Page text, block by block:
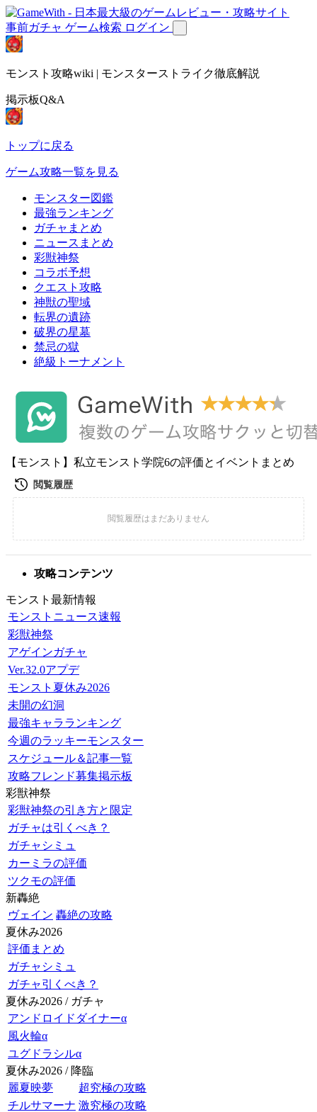
事前ガチャ ゲーム検索 ログイン
モンスト攻略wiki | モンスターストライク徹底解説
掲示板Q&A
トップに戻る
ゲーム攻略一覧を見る
モンスター図鑑
最強ランキング
ガチャまとめ
ニュースまとめ
彩獣神祭
コラボ予想
クエスト攻略
神獣の聖域
転界の遺跡
破界の星墓
禁忌の獄
絶級トーナメント
【モンスト】私立モンスト学院6の評価とイベントまとめ
攻略コンテンツ
モンスト最新情報
モンストニュース速報
彩獣神祭
アゲインガチャ
Ver.32.0アプデ
モンスト夏休み2026
未開の幻洞
最強キャラランキング
今週のラッキーモンスター
スケジュール＆記事一覧
攻略フレンド募集掲示板
彩獣神祭
彩獣神祭の引き方と限定
ガチャは引くべき？
ガチャシミュ
カーミラの評価
ツクモの評価
新轟絶
ヴェイン 轟絶の攻略
夏休み2026
評価まとめ
ガチャシミュ
ガチャ引くべき？
夏休み2026 / ガチャ
アンドロイドダイナーα
風火輪α
ユグドラシルα
夏休み2026 / 降臨
麗夏映夢
超究極の攻略
チルサマーナ 激究極の攻略